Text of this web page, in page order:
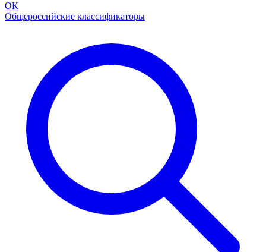
ОК
Общероссийские классификаторы